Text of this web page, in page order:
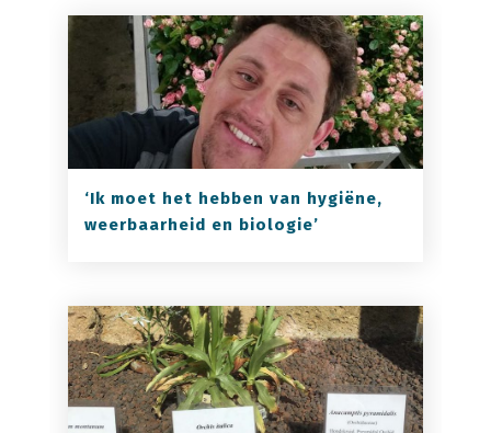
‘Ik moet het hebben van hygiëne,
weerbaarheid en biologie’